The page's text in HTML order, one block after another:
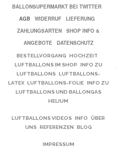
BALLONSUPERMARKT BEI TWITTER
AGB
WIDERRUF
LIEFERUNG
ZAHLUNGSARTEN
SHOP INFO &
ANGEBOTE
DATENSCHUTZ
BESTELLVORGANG
HOCHZEIT
LUFTBALLONS IM SHOP
INFO ZU
LUFTBALLONS LUFTBALLONS-
LATEX LUFTBALLONS-FOLIE INFO ZU
LUFTBALLONS UND BALLONGAS
HELIUM
LUFTBALLONS VIDEOS INFO
ÜBER
UNS REFERENZEN BLOG
IMPRESSUM